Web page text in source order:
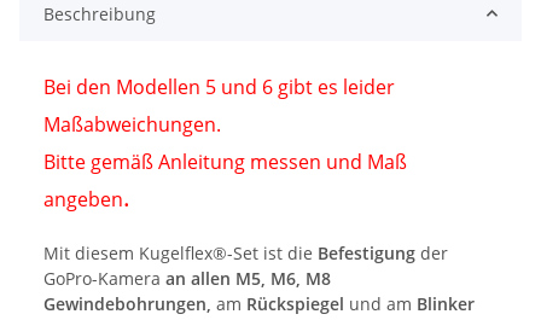
Beschreibung
Bei den Modellen 5 und 6 gibt es leider
Maßabweichungen.
Bitte gemäß Anleitung messen und Maß
angeben.
Mit diesem Kugelflex®-Set ist die Befestigung der
GoPro-Kamera an allen M5, M6, M8
Gewindebohrungen, am Rückspiegel und am Blinker